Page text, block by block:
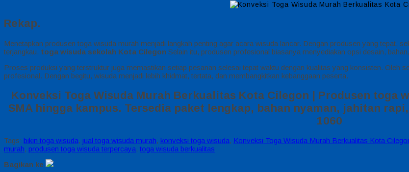
Rekap.
Menetapkan produsen toga wisuda murah menjadi langkah penting agar acara wisuda lancar. Dengan produsen yang tepat,
terjangkau. toga wisuda sekolah Kota Cilegon Selain itu, produsen profesional biasanya menyediakan opsi desain,
Proses produksi yang terstruktur juga memastikan setiap pesanan selesai tepat waktu dengan kualitas yang konsisten. Oleh
profesional. Dengan begitu, wisuda menjadi lebih khidmat, tertata, dan membangkitkan kebanggaan peserta.
Konveksi Toga Wisuda Murah Berkualitas Kota Cilegon | Produsen toga
SMA hingga kampus. Tersedia paket lengkap, bahan nyaman, jahitan
1060
Tags: bikin toga wisuda, jual toga wisuda murah, konveksi toga wisuda, Konveksi Toga Wisuda Murah Berkualitas Kota
murah, produsen toga wisuda terpercaya, toga wisuda berkualitas
Bagikan ke